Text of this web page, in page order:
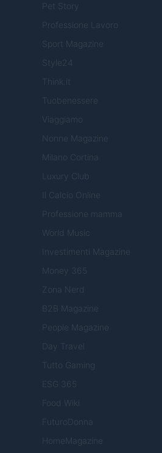
Pet Story
Professione Lavoro
Sport Magazine
Style24
Think.it
Tuobenessere
Viaggiamo
Nonne Magazine
Milano Cortina
Luxury Club
Il Calcio Online
Professione mamma
World Music
Investimenti Magazine
Money 365
Zona Nerd
B2B Magazine
People Magazine
Day Travel
Tutto Gaming
ESG 365
Food Wiki
FuturoDonna
HomeMagazine